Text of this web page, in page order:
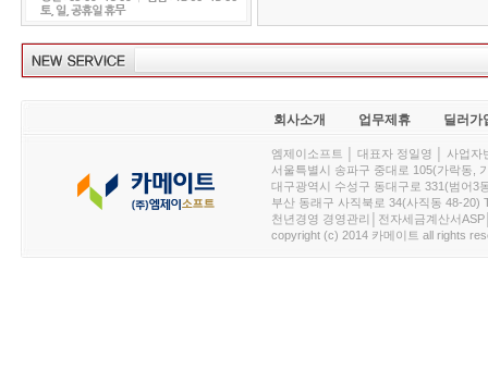
회사소개 업무제휴 딜러가
엠제이소프트 │ 대표자 정일영 │ 사업
서울특별시 송파구 중대로 105(가락동,
대구광역시 수성구 동대구로 331(범어3
부산 동래구 사직북로 34(사직동 48-20)
천년경영 경영관리│전자세금계산서
copyright (c) 2014 카메이트 all rights